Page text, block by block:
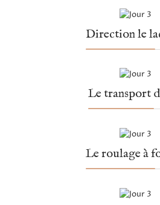
Direction le
Le transport
Le roulage à